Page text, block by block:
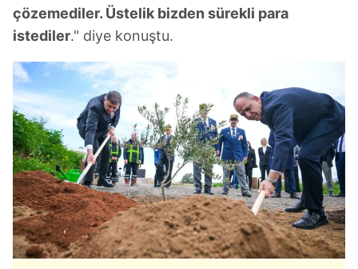
6698 sayılı Kişisel Verilerin Korunması Kanunu uyarınca
hazırlanmış Aydınlatma Metnimizi okumak ve sitemizde
ilgili mevzuata uygun olarak kullanılan çerezlerle ilgili bilgi
almak için lütfentıklayınız
çözemediler. Üstelik bizden sürekli para
istediler." diye konuştu.